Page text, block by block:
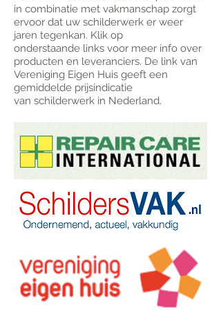
in combinatie met vakmanschap zorgt
ervoor dat uw schilderwerk er weer
jaren tegenkan. Klik op
onderstaande links voor meer info over
producten en leveranciers. De link van
Vereniging Eigen Huis geeft een
gemiddelde prijsindicatie
van schilderwerk in Nederland.